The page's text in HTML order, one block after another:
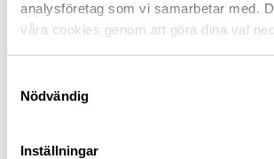
analysföretag som vi samarbetar med.
våra cookies genom att göra dina val
Nödvändig
Inställningar